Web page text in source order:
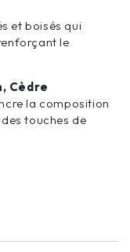
et boisés qui
le
Cèdre
la composition
touches de